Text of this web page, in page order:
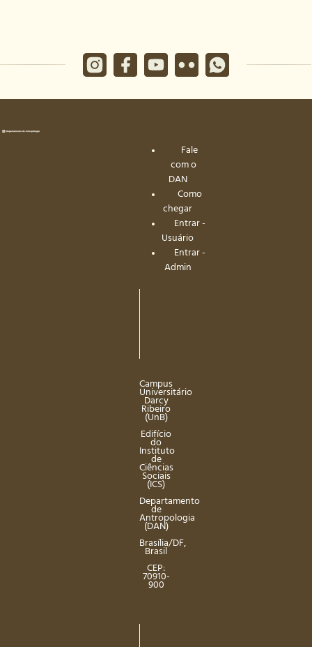
Fale
com o
DAN
Como
chegar
Entrar -
Usuário
Entrar -
Admin
Campus
Universitário
Darcy
Ribeiro
(UnB)
Edifício
do
Instituto
de
Ciências
Sociais
(ICS)
Departamento
de
Antropologia
(DAN)
Brasília/DF,
Brasil
CEP:
70910-
900